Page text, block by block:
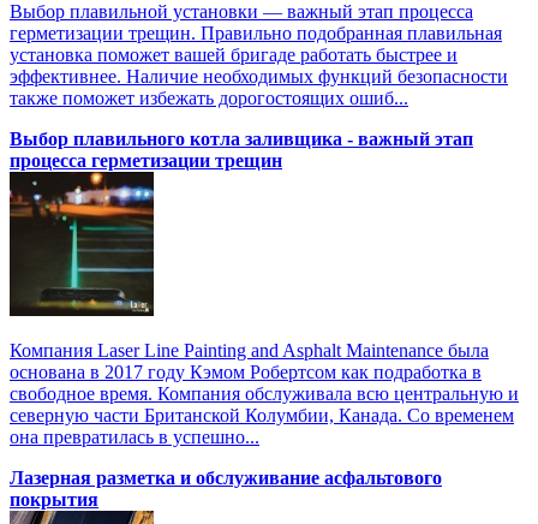
Выбор плавильной установки — важный этап процесса
герметизации трещин. Правильно подобранная плавильная
установка поможет вашей бригаде работать быстрее и
эффективнее. Наличие необходимых функций безопасности
также поможет избежать дорогостоящих ошиб...
Выбор плавильного котла заливщика - важный этап
процесса герметизации трещин
Компания Laser Line Painting and Asphalt Maintenance была
основана в 2017 году Кэмом Робертсом как подработка в
свободное время. Компания обслуживала всю центральную и
северную части Британской Колумбии, Канада. Со временем
она превратилась в успешно...
Лазерная разметка и обслуживание асфальтового
покрытия